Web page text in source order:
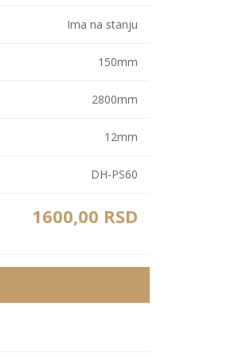
Carbon paneli
Prikazi sve
Ima na stanju
150mm
2800mm
12mm
DH-PS60
1600,00 RSD